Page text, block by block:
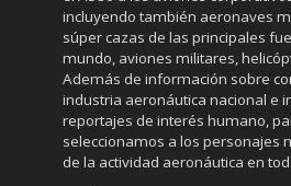
incluyendo también aeronaves
súper cazas de las principales
mundo, aviones militares,
Además de información sobre
industria aeronáutica nacional e
reportajes de interés humano,
seleccionamos a los personajes
de la actividad aeronáutica en